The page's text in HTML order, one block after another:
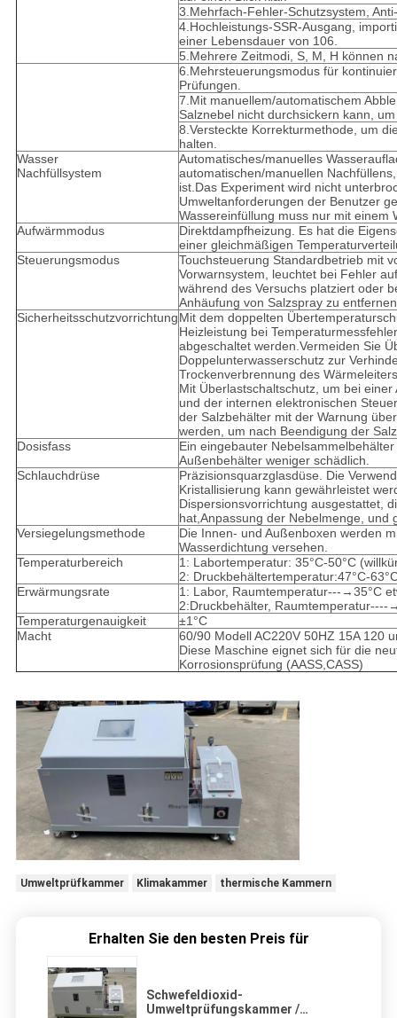
3.Mehrfach-Fehler-Schutzsystem,
4.Hochleistungs-SSR-Ausgang,
einer Lebensdauer von 106.
5.Mehrere Zeitmodi, S, M, H können
6.Mehrsteuerungsmodus für
Prüfungen.
7.Mit manuellem/automatischem
Salznebel nicht durchsickern kann,
8.Versteckte Korrekturmethode, um
halten.
Wasser
Nachfüllsystem
Automatisches/manuelles
automatischen/manuellen
ist.Das Experiment wird nicht
Umweltanforderungen der Benutzer
Wassereinfüllung muss nur mit einem
Aufwärmmodus
Direktdampfheizung. Es hat die
einer gleichmäßigen
Steuerungsmodus
Touchsteuerung Standardbetrieb mit
Vorwarnsystem, leuchtet bei Fehler
während des Versuchs platziert oder
Anhäufung von Salzspray zu
SicherheitsschutzvorrichtungMit dem doppelten
Heizleistung bei
abgeschaltet werden.Vermeiden Sie
Doppelunterwasserschutz zur
Trockenverbrennung des
Mit Überlastschaltschutz, um bei
und der internen elektronischen
der Salzbehälter mit der Warnung
werden, um nach Beendigung der
Dosisfass
Ein eingebauter
Außenbehälter weniger schädlich.
Schlauchdrüse
Präzisionsquarzglasdüse. Die
Kristallisierung kann gewährleistet
Dispersionsvorrichtung ausgestattet,
hat,Anpassung der Nebelmenge, und
Versiegelungsmethode
Die Innen- und Außenboxen werden
Wasserdichtung versehen.
Temperaturbereich
1: Labortemperatur: 35°C-50°C
2: Druckbehältertemperatur:47°C-
Erwärmungsrate
1: Labor, Raumtemperatur---→35°C
2:Druckbehälter, Raumtemperatur----
Temperaturgenauigkeit
±1°C
Macht
60/90 Modell AC220V 50HZ 15A 120
Diese Maschine eignet sich für die
Korrosionsprüfung (AASS,CASS)
Umweltprüfkammer Klimakammer thermische Kammern
Erhalten Sie den besten Preis für
Schwefeldioxid-
Umweltprüfungskammer /